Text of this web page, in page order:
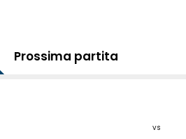
Prossima partita
vs